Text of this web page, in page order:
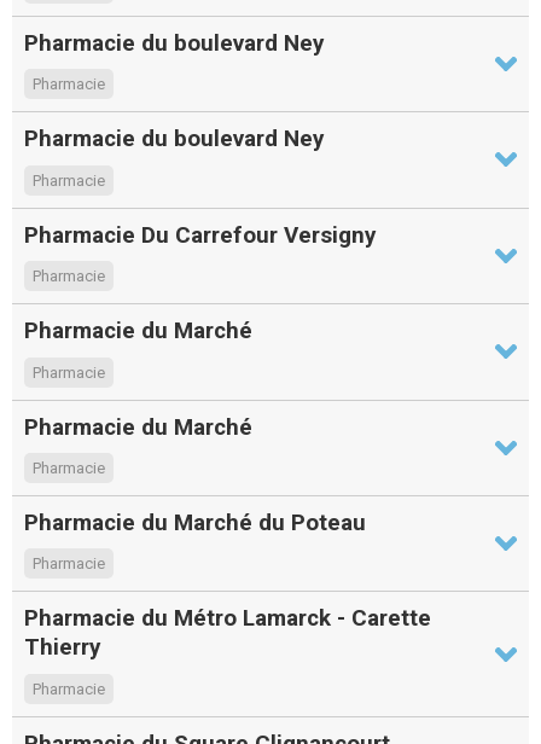
Pharmacie du boulevard Ney
Pharmacie
Pharmacie du boulevard Ney
Pharmacie
Pharmacie Du Carrefour Versigny
Pharmacie
Pharmacie du Marché
Pharmacie
Pharmacie du Marché
Pharmacie
Pharmacie du Marché du Poteau
Pharmacie
Pharmacie du Métro Lamarck - Carette
Thierry
Pharmacie